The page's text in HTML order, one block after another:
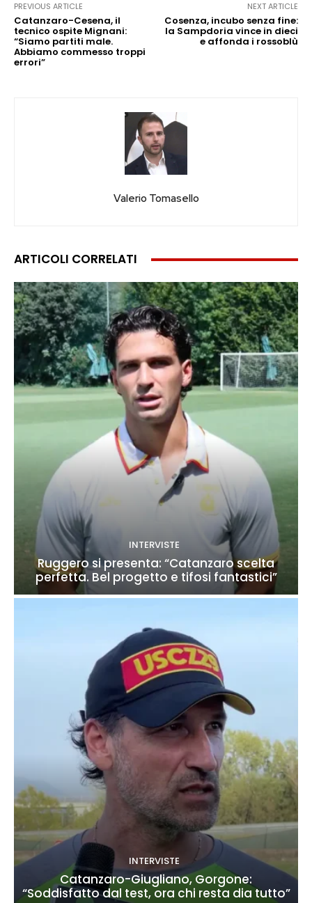
PREVIOUS ARTICLE
Catanzaro-Cesena, il
tecnico ospite Mignani:
“Siamo partiti male.
Abbiamo commesso troppi
errori”
NEXT ARTICLE
Cosenza, incubo senza fine:
la Sampdoria vince in dieci
e affonda i rossoblù
Valerio Tomasello
ARTICOLI CORRELATI
INTERVISTE
Ruggero si presenta: “Catanzaro scelta
perfetta. Bel progetto e tifosi fantastici”
INTERVISTE
Catanzaro-Giugliano, Gorgone:
“Soddisfatto dal test, ora chi resta dia tutto”